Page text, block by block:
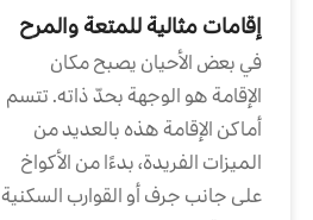
إقامات مثالية للمتعة والمرح
في بعض الأحيان يصبح مكان
الإقامة هو الوجهة بحدّ ذاته. تتسم
أماكن الإقامة هذه بالعديد من
الميزات الفريدة، بدءًا من الأكواخ
على جانب جرف أو القوارب السكنية